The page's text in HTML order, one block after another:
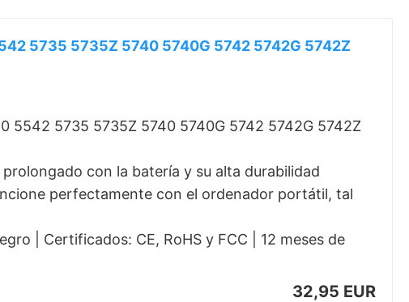
5735 5735Z 5740 5740G 5742 5742G 5742Z
5735 5735Z 5740 5740G 5742 5742G 5742Z
con la batería y su alta durabilidad
perfectamente con el ordenador portátil, tal
| Certificados: CE, RoHS y FCC | 12 meses de
32,95 EUR